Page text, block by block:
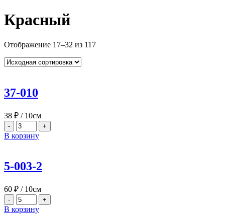
Красный
Отображение 17–32 из 117
37-010
38 ₽ / 10см
- +
В корзину
5-003-2
60 ₽ / 10см
- +
В корзину